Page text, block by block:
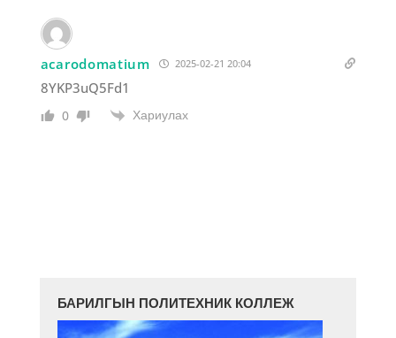
acarodomatium 2025-02-21 20:04
8YKP3uQ5Fd1
0 Хариулах
БАРИЛГЫН ПОЛИТЕХНИК КОЛЛЕЖ